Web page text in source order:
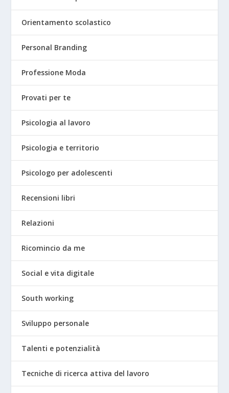
Orientamento scolastico
Personal Branding
Professione Moda
Provati per te
Psicologia al lavoro
Psicologia e territorio
Psicologo per adolescenti
Recensioni libri
Relazioni
Ricomincio da me
Social e vita digitale
South working
Sviluppo personale
Talenti e potenzialità
Tecniche di ricerca attiva del lavoro